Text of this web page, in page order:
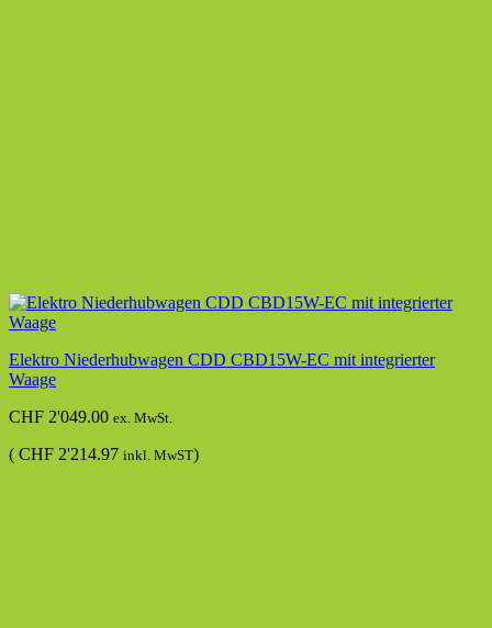
Elektro Niederhubwagen CDD CBD15W-EC mit integrierter
Waage
CHF 2'049.00 ex. MwSt.
( CHF 2'214.97 inkl. MwST)